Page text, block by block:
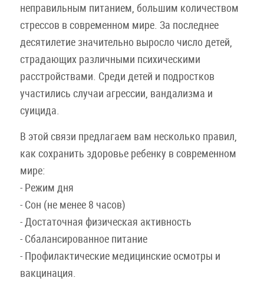
неправильным питанием, большим количеством
стрессов в современном мире. За последнее
десятилетие значительно выросло число детей,
страдающих различными психическими
расстройствами. Среди детей и подростков
участились случаи агрессии, вандализма и
суицида.
В этой связи предлагаем вам несколько правил,
как сохранить здоровье ребенку в современном
мире:
- Режим дня
- Сон (не менее 8 часов)
- Достаточная физическая активность
- Сбалансированное питание
- Профилактические медицинские осмотры и
вакцинация.